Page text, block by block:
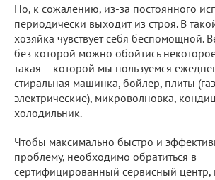
Но, к сожалению, из-за постоянного
периодически выходит из строя. В
хозяйка чувствует себя беспомощной.
без которой можно обойтись
такая – которой мы пользуемся
стиральная машинка, бойлер, плиты
электрические), микроволновка,
холодильник.
Чтобы максимально быстро и
проблему, необходимо обратиться в
сертифицированный сервисный центр,